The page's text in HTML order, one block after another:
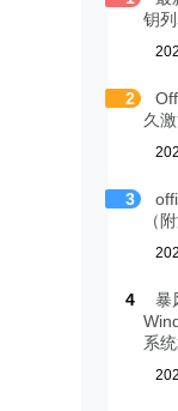
钥
2
久激
3
（
4
暴
系